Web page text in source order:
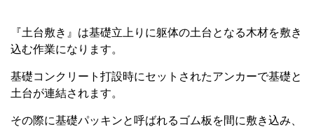
『土台敷き』は基礎立上りに躯体の土台となる木材を敷き
込む作業になります。
基礎コンクリート打設時にセットされたアンカーで基礎と
土台が連結されます。
その際に基礎パッキンと呼ばれるゴム板を間に敷き込み、